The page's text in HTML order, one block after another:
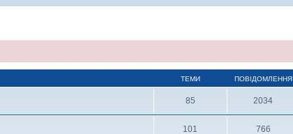
ТЕМИ ПОВІДОМЛЕННЯ
85 2034
101 766